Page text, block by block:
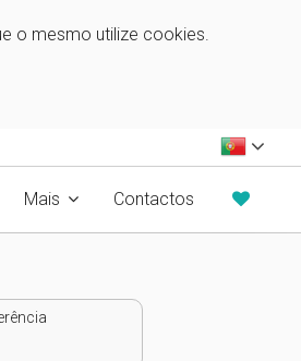
o mesmo utilize cookies.
Mais Contactos